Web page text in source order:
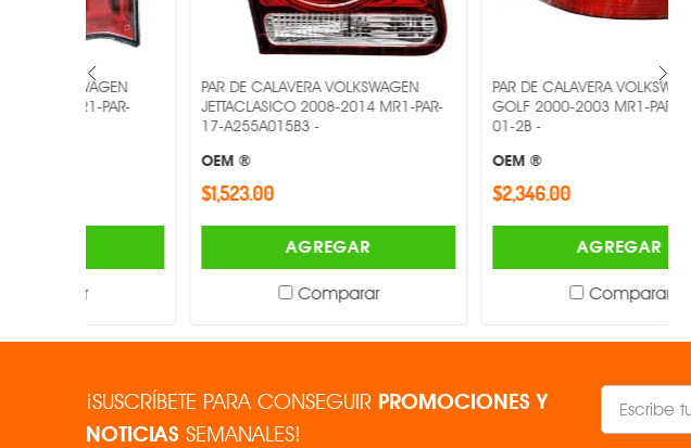
PAR DE CALAVERA VOLKSWAGEN
JETTACLASICO 2008-2014 MR1-PAR-
17-A255A015B3 -
Comparar
PAR DE CALAVERA VOLKSWAGEN
GOLF 2000-2003 MR1-PAR-11-A253-
Comparar
¡SUSCRÍBETE PARA CONSEGUIR PROMOCIONES Y
NOTICIAS SEMANALES!